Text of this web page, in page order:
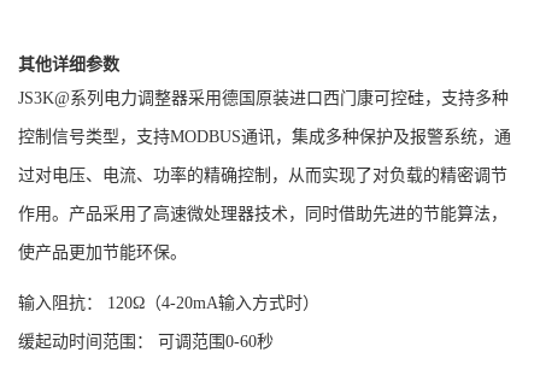
其他详细参数
JS3K@系列电力调整器采用德国原装进口西门康可控硅，支持多种
控制信号类型，支持MODBUS通讯，集成多种保护及报警系统， 通
过对电压、电流、功率的精确控制，从而实现了对负载的精密调节
作用。产品采用了高速微处理器技术，同时借助先进的节能算法，
使产品更加节能环保。
输入阻抗： 120Ω（4-20mA输入方式时）
缓起动时间范围： 可调范围0-60秒